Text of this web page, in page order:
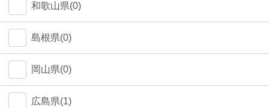
和歌山県(0)
島根県(0)
岡山県(0)
広島県(1)